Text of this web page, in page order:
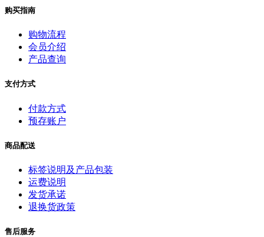
购买指南
购物流程
会员介绍
产品查询
支付方式
付款方式
预存账户
商品配送
标签说明及产品包装
运费说明
发货承诺
退换货政策
售后服务